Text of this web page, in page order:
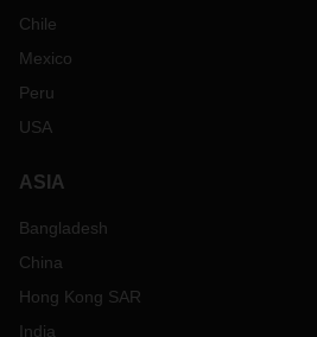
Chile
Mexico
Peru
USA
ASIA
Bangladesh
China
Hong Kong SAR
India